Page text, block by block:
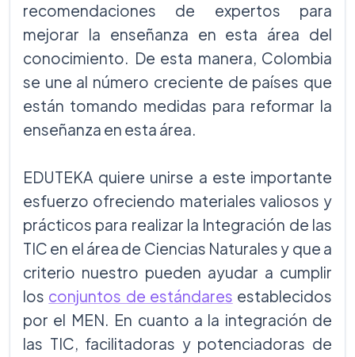
recomendaciones de expertos para
mejorar la enseñanza en esta área del
conocimiento. De esta manera, Colombia
se une al número creciente de países que
están tomando medidas para reformar la
enseñanza en esta área.
EDUTEKA quiere unirse a este importante
esfuerzo ofreciendo materiales valiosos y
prácticos para realizar la Integración de las
TIC en el área de Ciencias Naturales y que a
criterio nuestro pueden ayudar a cumplir
los conjuntos de estándares establecidos
por el MEN. En cuanto a la integración de
las TIC, facilitadoras y potenciadoras de